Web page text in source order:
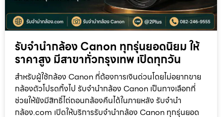
รับจำนำกล้อง Canon ทุกรุ่นยอดนิยม ให้
ราคาสูง มีสาขาทั่วกรุงเทพ เปิดทุกวัน
สำหรับผู้ใช้กล้อง Canon ที่ต้องการเงินด่วนโดยไม่อยากขาย
กล้องตัวโปรดทิ้งไป รับจำนำกล้อง Canon เป็นทางเลือกที่
ช่วยให้ยังมีสิทธิ์ไถ่ถอนกล้องคืนได้ในภายหลัง รับจำนำ
กล้อง.com เปิดให้บริการรับจำนำกล้อง Canon ทุกรุ่นยอด